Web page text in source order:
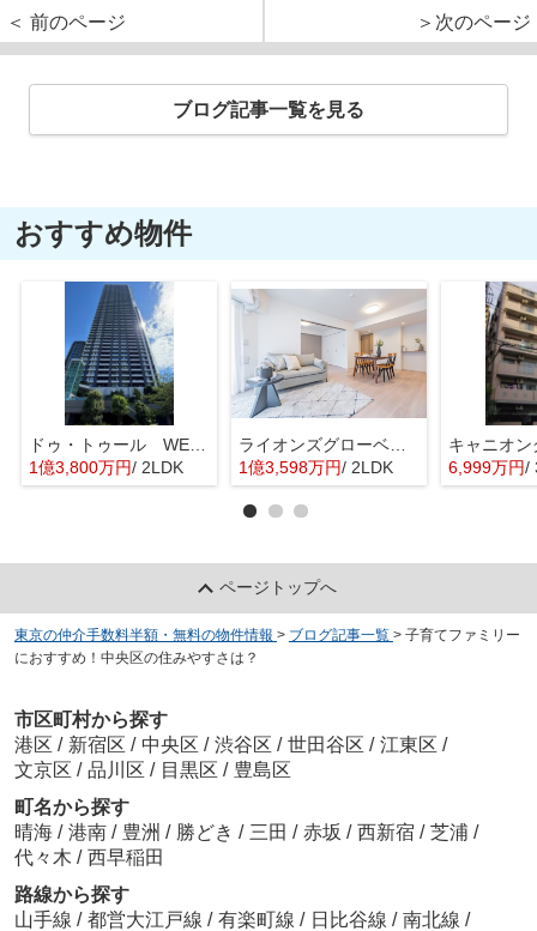
＜ 前のページ
＞次のページ
ブログ記事一覧を見る
おすすめ物件
ドゥ・トゥール WEST
1億3,800万円/ 2LDK
ライオンズグローベル浅草雷門
1億3,598万円/ 2LDK 6,999万円/
ページトップへ
東京の仲介手数料半額・無料の物件情報 > ブログ記事一覧 > 子育てファミリー
におすすめ！中央区の住みやすさは？
市区町村から探す
港区 / 新宿区 / 中央区 / 渋谷区 / 世田谷区 / 江東区 /
文京区 / 品川区 / 目黒区 / 豊島区
町名から探す
晴海 / 港南 / 豊洲 / 勝どき / 三田 / 赤坂 / 西新宿 / 芝浦 /
代々木 / 西早稲田
路線から探す
山手線 / 都営大江戸線 / 有楽町線 / 日比谷線 / 南北線 /